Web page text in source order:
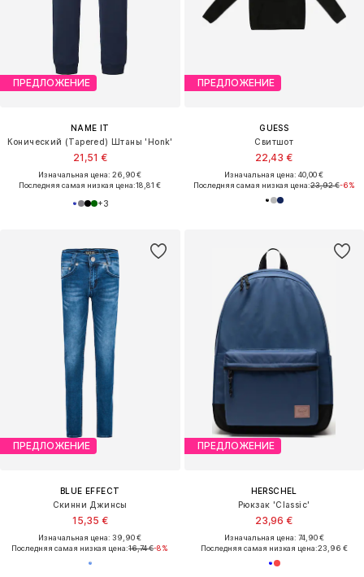
ПРЕДЛОЖЕНИЕ
NAME IT
Конический (Tapered) Штаны 'Honk'
21,51 €
Изначальная цена: 26,90 €
Последняя самая низкая цена:18,81 €
+3
ПРЕДЛОЖЕНИЕ
GUESS
Свитшот
22,43 €
Изначальная цена: 40,00 €
Последняя самая низкая цена:23,92 €-6%
ПРЕДЛОЖЕНИЕ
BLUE EFFECT
Скинни Джинсы
15,35 €
Изначальная цена: 39,90 €
Последняя самая низкая цена:16,74 €-8%
ПРЕДЛОЖЕНИЕ
HERSCHEL
Рюкзак 'Classic'
23,96 €
Изначальная цена: 74,90 €
Последняя самая низкая цена:23,96 €